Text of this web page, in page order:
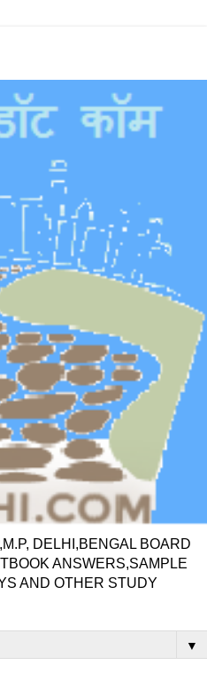
DELHI,BENGAL BOARD
ANSWERS,SAMPLE
AND OTHER STUDY
▼